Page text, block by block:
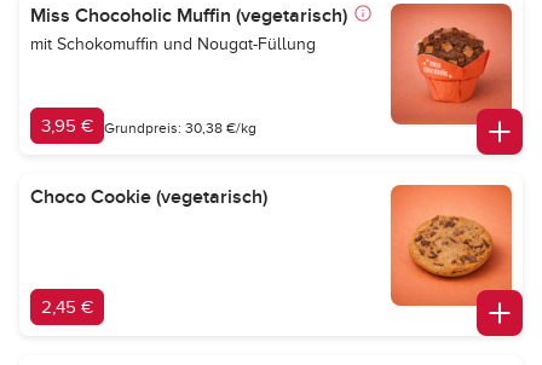
Miss Chocoholic Muffin (vegetarisch)
mit Schokomuffin und Nougat-Füllung
3,95 € Grundpreis: 30,38 €/kg
Choco Cookie (vegetarisch)
2,45 €